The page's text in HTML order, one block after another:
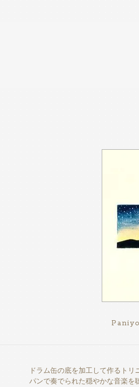
ドラム缶の底を加工して作るト
パンで奏でられた穏やかな音楽を